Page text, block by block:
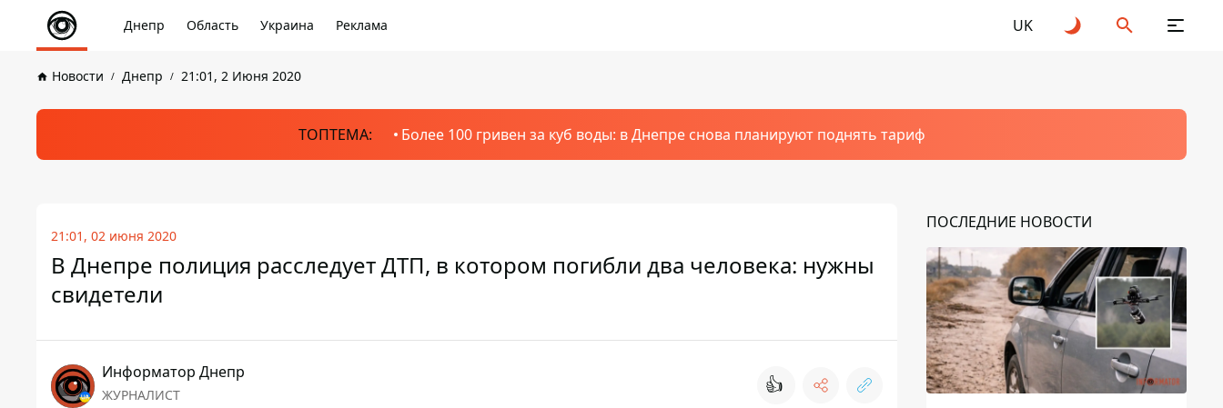
Днепр Область Украина Реклама UK
Новости Днепр 21:01, 2 Июня 2020
ТОПТЕМА: Более 100 гривен за куб воды: в Днепре снова планируют поднять тариф
21:01, 02 июня 2020
В Днепре полиция расследует ДТП, в котором погибли два человека: нужны
свидетели
Информатор Днепр
ЖУРНАЛИСТ 👍
ПОСЛЕДНИЕ НОВОСТИ